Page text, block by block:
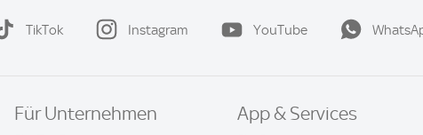
TikTok Instagram YouTube
Für Unternehmen App & Services